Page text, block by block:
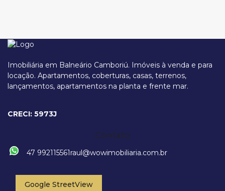
Imobiliária em Balneário Camboriú. Imóveis à venda e para
locação. Apartamentos, coberturas, casas, terrenos,
lançamentos, apartamentos na planta e frente mar.
CRECI: 5973J
Contato
47 992115561raul@wowimobiliaria.com.br
Google StreetView